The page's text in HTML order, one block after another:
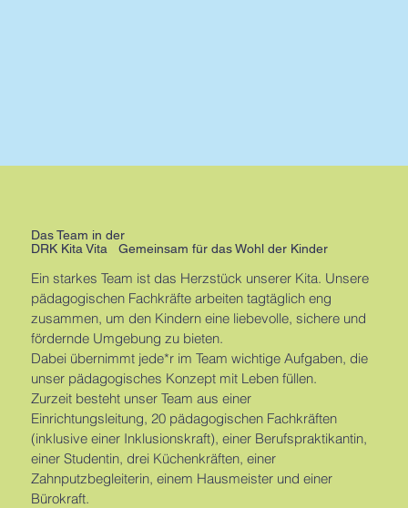
Das Team in der
DRK Kita VitaGemeinsam für das Wohl der Kinder
Ein starkes Team ist das Herzstück unserer Kita. Unsere
pädagogischen Fachkräfte arbeiten tagtäglich eng
zusammen, um den Kindern eine liebevolle, sichere und
fördernde Umgebung zu bieten.
Dabei übernimmt jede*r im Team wichtige Aufgaben, die
unser pädagogisches Konzept mit Leben füllen.
Zurzeit besteht unser Team aus einer
Einrichtungsleitung, 20 pädagogischen Fachkräften
(inklusive einer Inklusionskraft), einer Berufspraktikantin,
einer Studentin, drei Küchenkräften, einer
Zahnputzbegleiterin, einem Hausmeister und einer
Bürokraft.